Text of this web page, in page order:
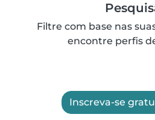
Filtre com base nas
encontre perfis
Inscreva-se